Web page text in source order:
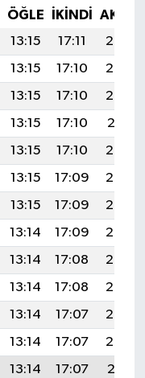
ÖĞLE İKINDI
13:15 17:11
20:34
13:15 17:10
20:33
13:15 17:10
20:32
13:15 17:10
20:31
13:15 17:10
20:30
13:15 17:09
20:29
13:15 17:09
20:28
13:14 17:09
20:27
13:14 17:08
20:26
13:14 17:08
20:25
13:14 17:07
20:24
13:14 17:07
20:22
13:14 17:07
20:21